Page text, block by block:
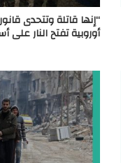
“إنها قاتلة وتتحدى
أوروبية تفتح النار على